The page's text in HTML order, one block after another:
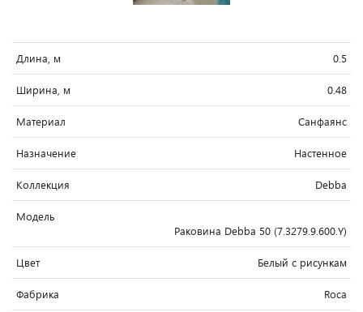
Длина, м 0.5
Ширина, м 0.48
Материал Санфаянс
Назначение Настенное
Коллекция Debba
Модель
Раковина Debba 50 (7.3279.9.600.Y)
Цвет Белый c рисункам
Фабрика Roca